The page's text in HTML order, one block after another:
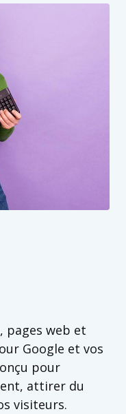
pages web et
Google et vos
pour
attirer du
visiteurs.